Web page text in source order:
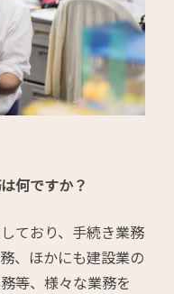
何ですか？
ており、手続き業務
、ほかにも建設業の
等、様々な業務を